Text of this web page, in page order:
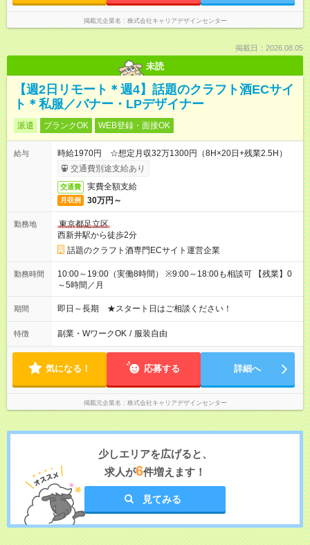
掲載元企業名 株式会社キャリアデザインセンター
掲載日：2026.08.05
未読
【週2日リモート＊週4】話題のクラフト酒ECサイ
ト＊私服／バナー・LPデザイナー
派遣 ブランクOK WEB登録・面接OK
給与
時給1970円 ☆想定月収32万1300円（8H×20日+残業2.5H）
交通費別途支給あり
交通費 実費全額支給
月収例 30万円～
勤務地
東京都足立区
西新井駅から徒歩2分
話題のクラフト酒専門ECサイト運営企業
勤務時間
10:00～19:00（実働8時間） ※9:00～18:00も相談可 【残業】0
～5時間／月
期間 即日～長期 ★スタート日はご相談ください！
特徴 副業・WワークOK / 服装自由
気になる！ 応募する 詳細へ
掲載元企業名 株式会社キャリアデザインセンター
少しエリアを広げると、
求人が6件増えます！
見てみる